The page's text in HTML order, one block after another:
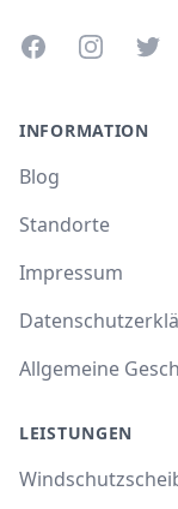
FacebookInstagram
INFORMATION
Blog
Standorte
Impressum
Allgemeine
LEISTUNGEN